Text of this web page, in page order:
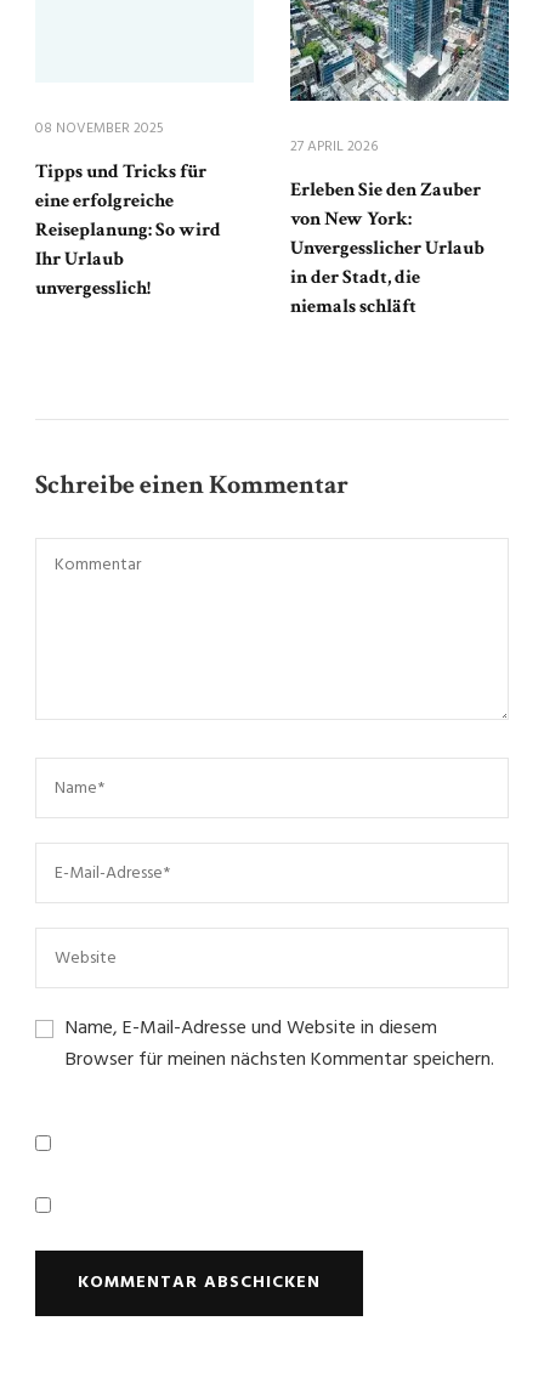
08 NOVEMBER 2025
Tipps und Tricks für
eine erfolgreiche
Reiseplanung: So wird
Ihr Urlaub
unvergesslich!
27 APRIL 2026
Erleben Sie den Zauber
von New York:
Unvergesslicher Urlaub
in der Stadt, die
niemals schläft
Schreibe einen Kommentar
Name, E-Mail-Adresse und Website in diesem
Browser für meinen nächsten Kommentar speichern.